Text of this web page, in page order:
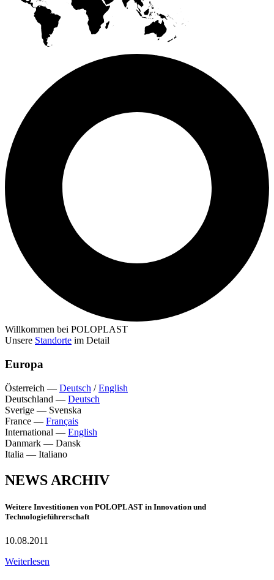
Willkommen bei POLOPLAST
Unsere Standorte im Detail
Europa
Österreich — Deutsch /English
Deutschland — Deutsch
Sverige — Svenska
France — Français
International — English
Danmark — Dansk
Italia — Italiano
NEWS ARCHIV
Weitere Investitionen von POLOPLAST in Innovation und
Technologieführerschaft
10.08.2011
Weiterlesen